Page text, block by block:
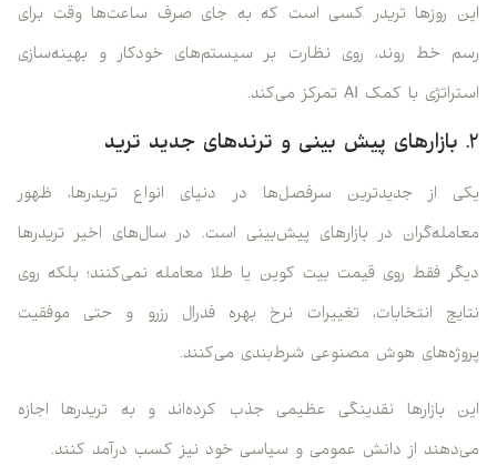
این روزها تریدر کسی است که به جای صرف ساعت‌ها وقت برای
رسم خط روند، روی نظارت بر سیستم‌های خودکار و بهینه‌سازی
استراتژی با کمک AI تمرکز می‌کند.
۲. بازارهای پیش بینی و ترندهای جدید ترید
یکی از جدیدترین سرفصل‌ها در دنیای انواع تریدرها، ظهور
معامله‌گران در بازارهای پیش‌بینی است. در سال‌های اخیر تریدرها
دیگر فقط روی قیمت بیت کوین یا طلا معامله نمی‌کنند؛ بلکه روی
نتایج انتخابات، تغییرات نرخ بهره فدرال رزرو و حتی موفقیت
پروژه‌های هوش مصنوعی شرط‌بندی می‌کنند.
این بازارها نقدینگی عظیمی جذب کرده‌اند و به تریدرها اجازه
می‌دهند از دانش عمومی و سیاسی خود نیز کسب درآمد کنند.